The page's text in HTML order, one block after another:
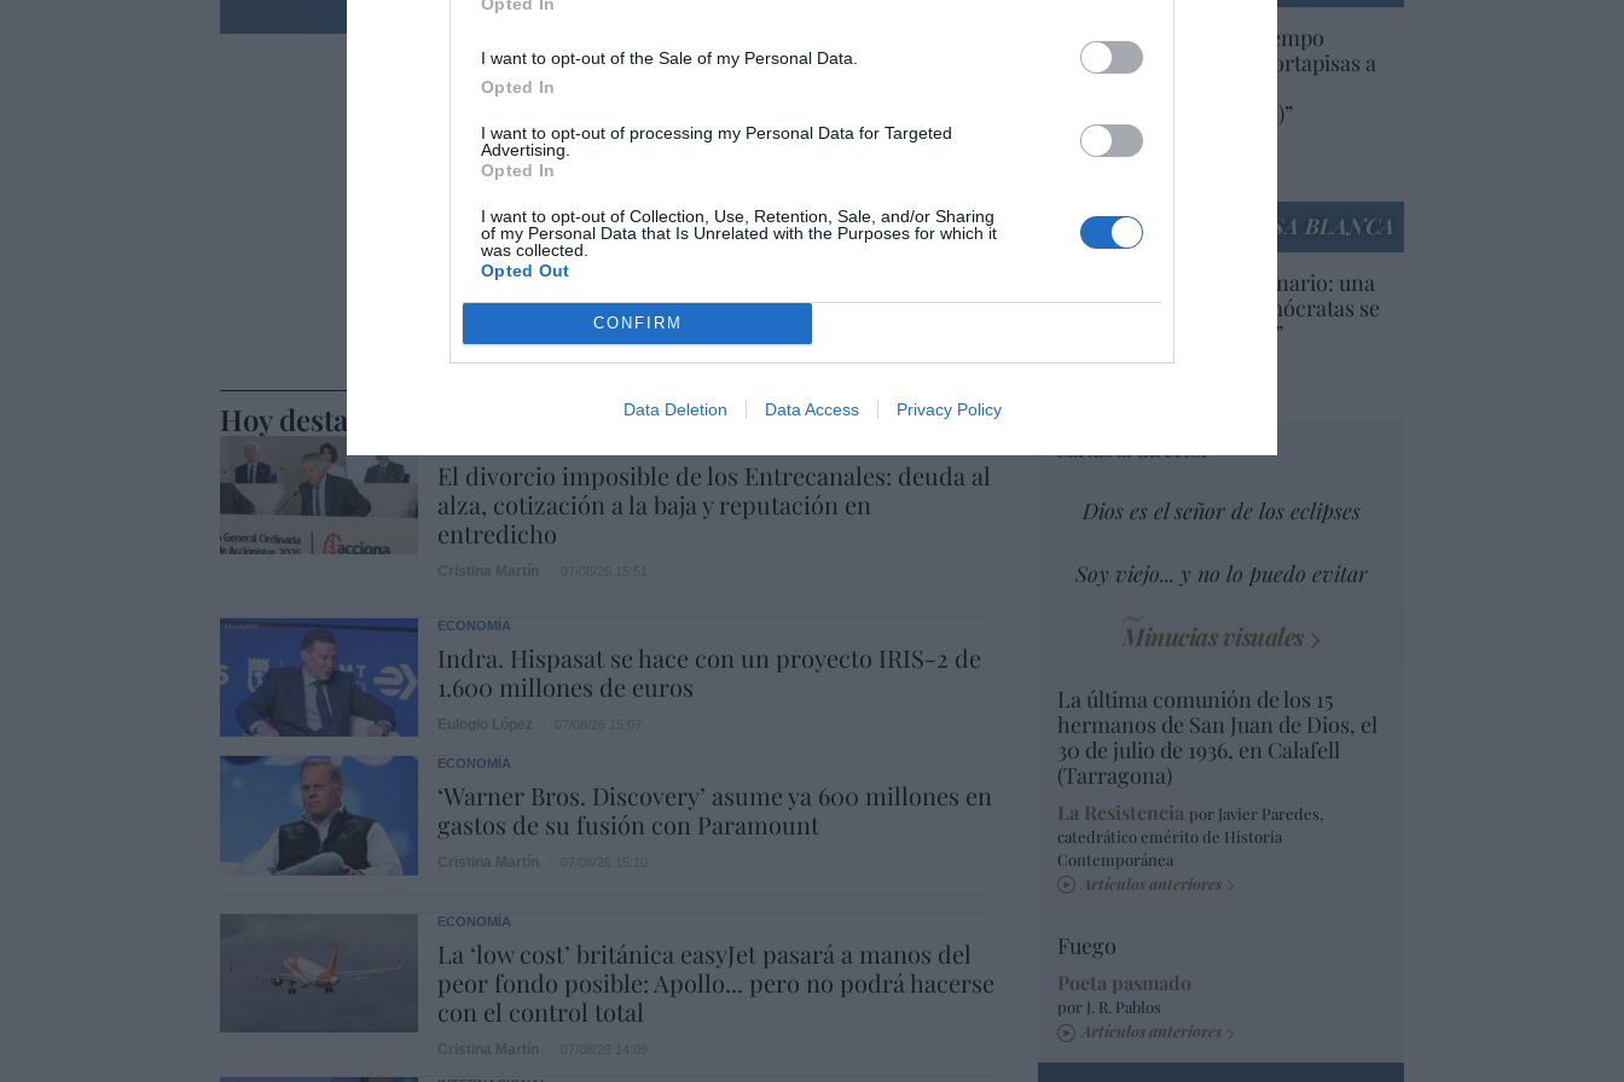
I want to opt-out of the Sale of my Personal Data.
Opted In
I want to opt-out of processing my Personal Data for Targeted
Advertising.
Opted In
I want to opt-out of Collection, Use, Retention, Sale, and/or Sharing
of my Personal Data that Is Unrelated with the Purposes for which it
was collected.
Opted Out
CONFIRM
Data Deletion Data Access Privacy Policy
Hoy destacamos
El divorcio imposible de los Entrecanales: deuda al
alza, cotización a la baja y reputación en
entredicho
ECONOMÍA
Indra. Hispasat se hace con un proyecto IRIS-2 de
1.600 millones de euros
ECONOMÍA
‘Warner Bros. Discovery’ asume ya 600 millones en
gastos de su fusión con Paramount
ECONOMÍA
La ‘low cost’ británica easyJet pasará a manos del
peor fondo posible: Apollo... pero no podrá hacerse
con el control total
“Europa lleva mucho tiempo
poniendo aranceles y cortapisas a
americanas (y europeas)”
por Ana Sánchez Arjona
LA CASA BLANCA
EEUU. Inquietante escenario: una
tercera parte de los demócratas se
define como “socialista”
por Ignacio Aguirre
Cartas al director
Dios es el señor de los eclipses
Soy viejo... y no lo puedo evitar
Minucias visuales
La última comunión de los 15
hermanos de San Juan de Dios, el
30 de julio de 1936, en Calafell
(Tarragona)
La Resistencia por Javier Paredes,
catedrático emérito de Historia
Contemporánea
Artículos anteriores
Fuego
Poeta pasmado
por J. R. Pablos
Artículos anteriores